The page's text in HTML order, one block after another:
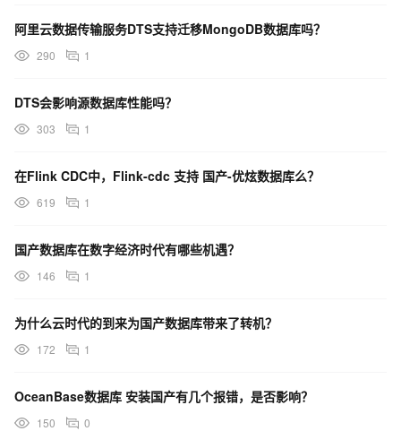
阿里云数据传输服务DTS支持迁移MongoDB数据库吗？
290 1
DTS会影响源数据库性能吗？
303 1
在Flink CDC中，Flink-cdc 支持 国产-优炫数据库么？
619 1
国产数据库在数字经济时代有哪些机遇？
146 1
为什么云时代的到来为国产数据库带来了转机？
172 1
OceanBase数据库 安装国产有几个报错，是否影响？
150 0